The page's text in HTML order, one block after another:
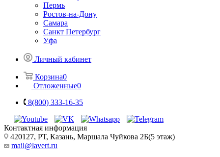
Пермь
Ростов-на-Дону
Самара
Санкт Петербург
Уфа
Личный кабинет
Корзина0
Отложенные0
8(800) 333-16-35
Контактная информация
420127, РТ, Казань, Маршала Чуйкова 2Б(5 этаж)
mail@lavert.ru